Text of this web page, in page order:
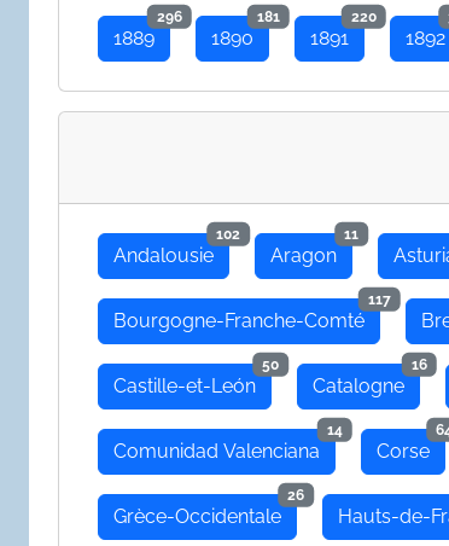
1889
296
1890
181
1891
220
1892
Andalousie
102
Aragon
11
Bourgogne-Franche-Comté
117
Castille-et-León
50
Catalogne
16
Comunidad Valenciana
14
Corse
Grèce-Occidentale
26
Hauts-de-